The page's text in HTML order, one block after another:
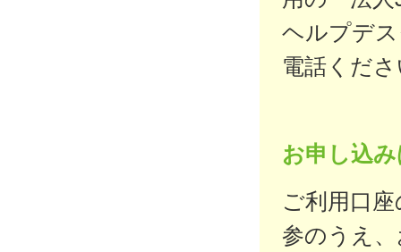
ヘルプデ
電話くだ
お申し込
ご利用口
参のうえ